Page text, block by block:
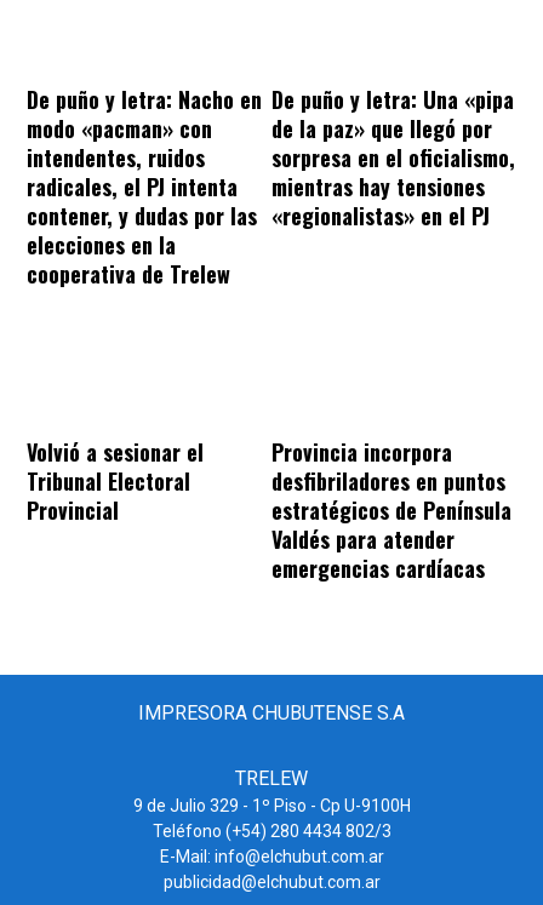
De puño y letra: Nacho en
modo «pacman» con
intendentes, ruidos
radicales, el PJ intenta
contener, y dudas por las
elecciones en la
cooperativa de Trelew
De puño y letra: Una «pipa
de la paz» que llegó por
sorpresa en el oficialismo,
mientras hay tensiones
«regionalistas» en el PJ
Volvió a sesionar el
Tribunal Electoral
Provincial
Provincia incorpora
desfibriladores en puntos
estratégicos de Península
Valdés para atender
emergencias cardíacas
IMPRESORA CHUBUTENSE S.A
TRELEW
9 de Julio 329 - 1º Piso - Cp U-9100H
Teléfono (+54) 280 4434 802/3
E-Mail: info@elchubut.com.ar
publicidad@elchubut.com.ar